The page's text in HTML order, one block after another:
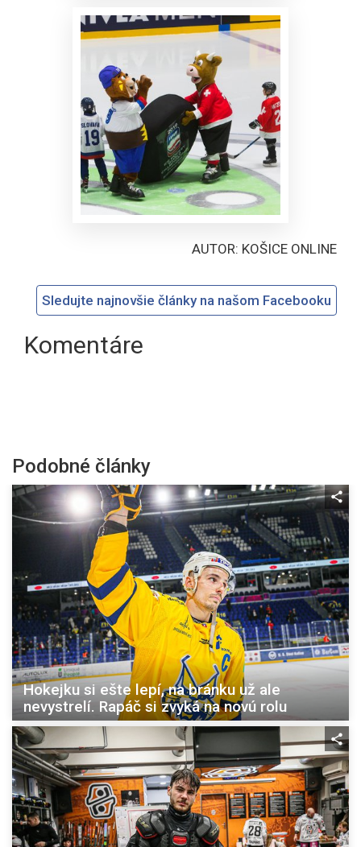
AUTOR: KOŠICE ONLINE
Sledujte najnovšie články na našom Facebooku
Komentáre
Podobné články
Hokejku si ešte lepí, na bránku už ale
nevystrelí. Rapáč si zvyká na novú rolu